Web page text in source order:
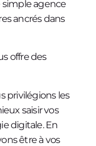
simple agence
ancrés dans
offre des
privilégions les
saisir vos
digitale. En
être à vos